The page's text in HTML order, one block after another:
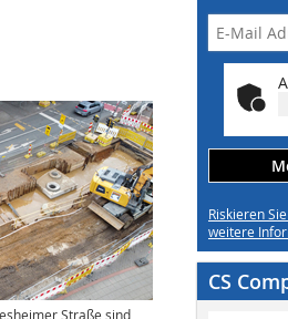
Straße sind
Riskieren
weitere
CS